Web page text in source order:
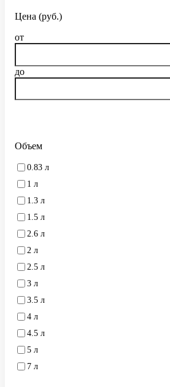
Цена (руб.)
от
до
Объем
0.83 л
1 л
1.3 л
1.5 л
2.6 л
2 л
2.5 л
3 л
3.5 л
4 л
4.5 л
5 л
7 л